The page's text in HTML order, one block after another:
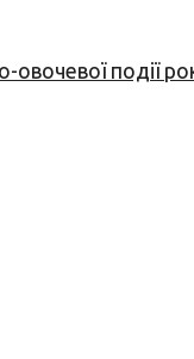
овочевої події